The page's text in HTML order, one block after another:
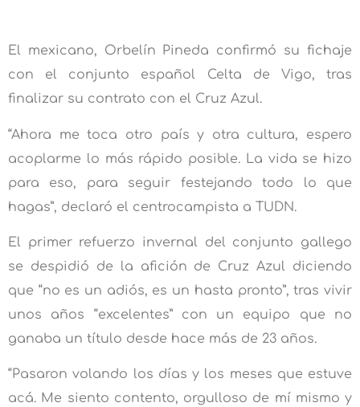
El mexicano, Orbelín Pineda confirmó su fichaje
con el conjunto español Celta de Vigo, tras
finalizar su contrato con el Cruz Azul.
“Ahora me toca otro país y otra cultura, espero
acoplarme lo más rápido posible. La vida se hizo
para eso, para seguir festejando todo lo que
hagas”, declaró el centrocampista a TUDN.
El primer refuerzo invernal del conjunto gallego
se despidió de la afición de Cruz Azul diciendo
que “no es un adiós, es un hasta pronto”, tras vivir
unos años “excelentes” con un equipo que no
ganaba un título desde hace más de 23 años.
“Pasaron volando los días y los meses que estuve
acá. Me siento contento, orgulloso de mí mismo y